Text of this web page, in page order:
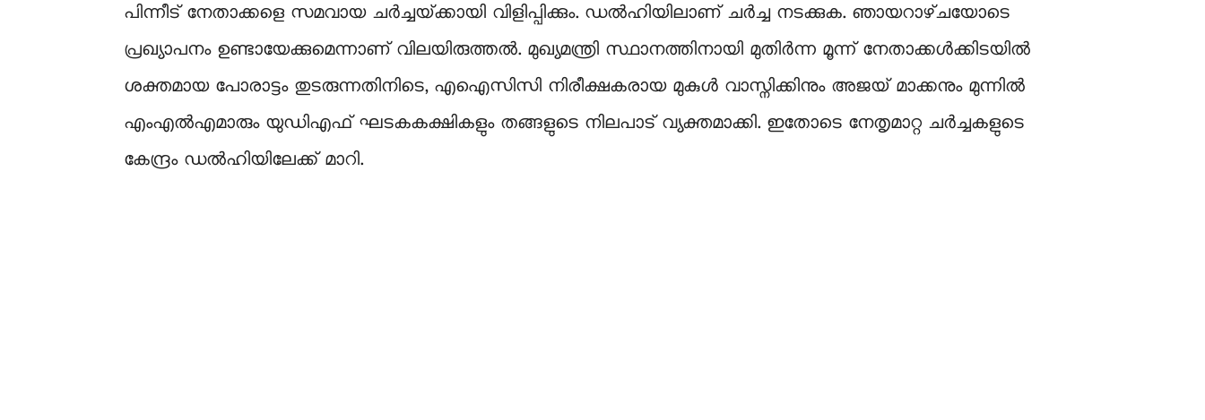
പിന്നീട് നേതാക്കളെ സമവായ ചർച്ചയ്‌ക്കായി വിളിപ്പിക്കും. ഡല്‍ഹിയിലാണ് ചർച്ച നടക്കുക. ഞായറാഴ്‌ചയോടെ
പ്രഖ്യാപനം ഉണ്ടായേക്കുമെന്നാണ് വിലയിരുത്തല്‍. മുഖ്യമന്ത്രി സ്ഥാനത്തിനായി മുതിർന്ന മൂന്ന് നേതാക്കൾക്കിടയിൽ
ശക്തമായ പോരാട്ടം തുടരുന്നതിനിടെ, എഐസിസി നിരീക്ഷകരായ മുകുൾ വാസ്നിക്കിനും അജയ് മാക്കനും മുന്നിൽ
എംഎൽഎമാരും യുഡിഎഫ് ഘടകകക്ഷികളും തങ്ങളുടെ നിലപാട് വ്യക്തമാക്കി. ഇതോടെ നേതൃമാറ്റ ചർച്ചകളുടെ
കേന്ദ്രം ഡൽഹിയിലേക്ക് മാറി.